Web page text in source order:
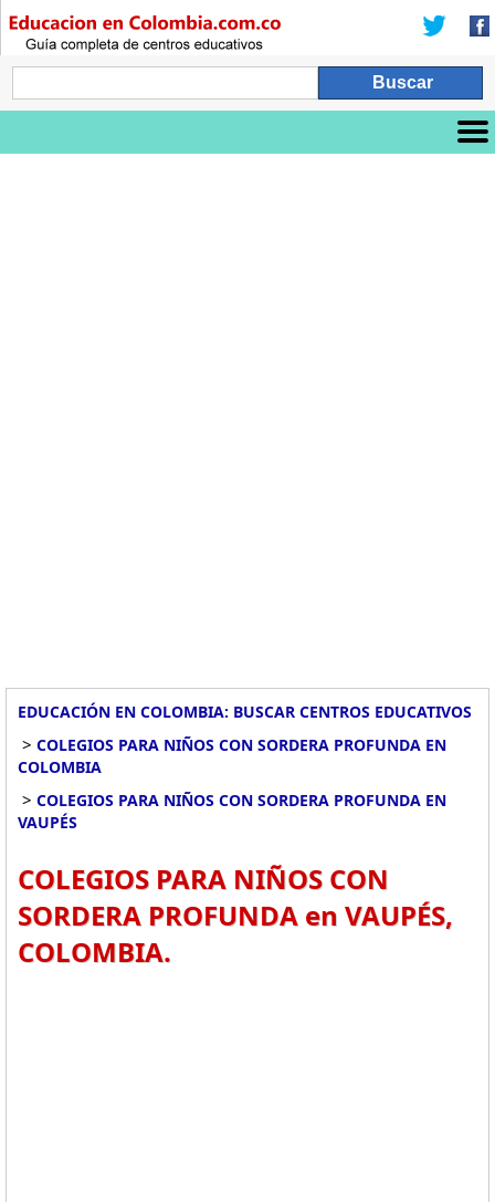
EDUCACIÓN EN COLOMBIA: BUSCAR CENTROS EDUCATIVOS
> COLEGIOS PARA NIÑOS CON SORDERA PROFUNDA EN
COLOMBIA
> COLEGIOS PARA NIÑOS CON SORDERA PROFUNDA EN
VAUPÉS
COLEGIOS PARA NIÑOS CON
SORDERA PROFUNDA en VAUPÉS,
COLOMBIA.